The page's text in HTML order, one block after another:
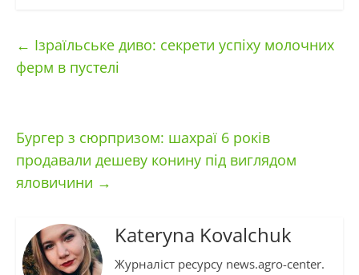
← Ізраїльське диво: секрети успіху молочних
ферм в пустелі
Бургер з сюрпризом: шахраї 6 років
продавали дешеву конину під виглядом
яловичини →
Kateryna Kovalchuk
Журналіст ресурсу news.agro-center.